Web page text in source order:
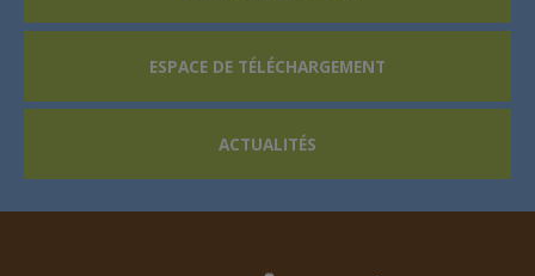
ESPACE DE TÉLÉCHARGEMENT
ACTUALITÉS